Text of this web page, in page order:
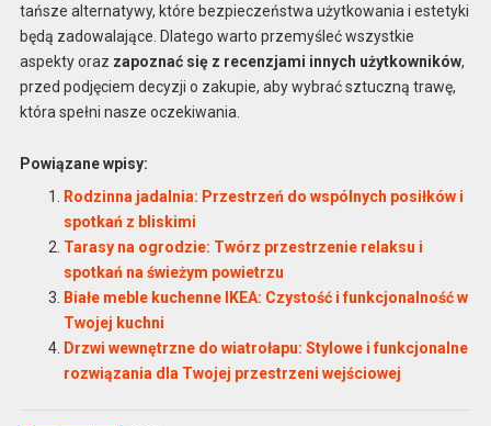
tańsze alternatywy, które bezpieczeństwa użytkowania i estetyki
będą zadowalające. Dlatego warto przemyśleć wszystkie
aspekty oraz zapoznać się z recenzjami innych użytkowników,
przed podjęciem decyzji o zakupie, aby wybrać sztuczną trawę,
która spełni nasze oczekiwania.
Powiązane wpisy:
Rodzinna jadalnia: Przestrzeń do wspólnych posiłków i
spotkań z bliskimi
Tarasy na ogrodzie: Twórz przestrzenie relaksu i
spotkań na świeżym powietrzu
Białe meble kuchenne IKEA: Czystość i funkcjonalność w
Twojej kuchni
Drzwi wewnętrzne do wiatrołapu: Stylowe i funkcjonalne
rozwiązania dla Twojej przestrzeni wejściowej